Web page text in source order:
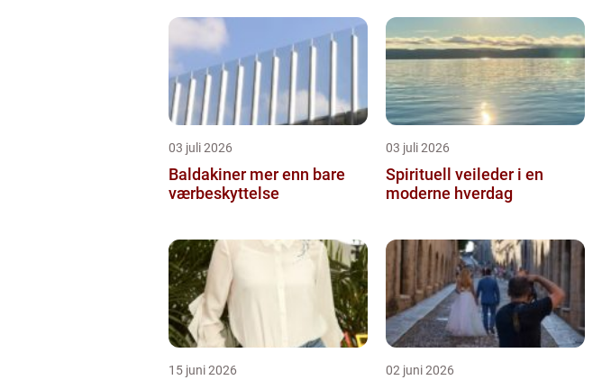
03 juli 2026
Baldakiner mer enn bare
værbeskyttelse
03 juli 2026
Spirituell veileder i en
moderne hverdag
15 juni 2026 02 juni 2026